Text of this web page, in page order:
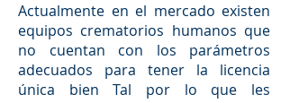
Actualmente en el mercado existen
equipos crematorios humanos que
no cuentan con los parámetros
adecuados para tener la licencia
única bien Tal por lo que les